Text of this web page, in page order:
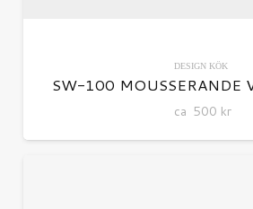
DESIGN KÖK
SW-100 MOUSSERANDE
ca 500 kr